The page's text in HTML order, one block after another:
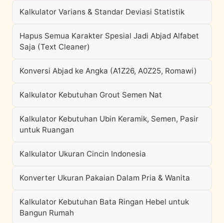
Kalkulator Varians & Standar Deviasi Statistik
Hapus Semua Karakter Spesial Jadi Abjad Alfabet
Saja (Text Cleaner)
Konversi Abjad ke Angka (A1Z26, A0Z25, Romawi)
Kalkulator Kebutuhan Grout Semen Nat
Kalkulator Kebutuhan Ubin Keramik, Semen, Pasir
untuk Ruangan
Kalkulator Ukuran Cincin Indonesia
Konverter Ukuran Pakaian Dalam Pria & Wanita
Kalkulator Kebutuhan Bata Ringan Hebel untuk
Bangun Rumah